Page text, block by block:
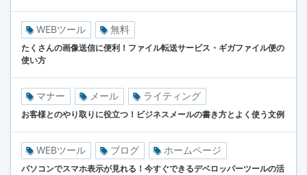
WEBツール 無料
たくさんの画像送信に便利！ファイル転送サービス・ギガファイル便の
使い方
マナー メール ライティング
お客様とのやり取りに役立つ！ビジネスメールの書き方とよく使う文例
WEBツール ブログ ホームページ
パソコンでスマホ表示が見れる！今すぐできるデベロッパーツールの活